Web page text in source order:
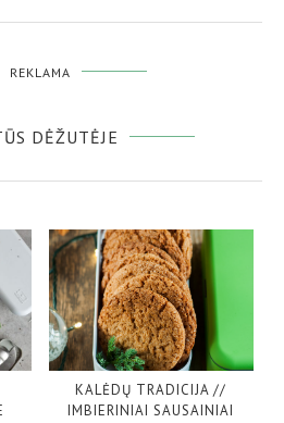
REKLAMA
DĖŽUTĖJE
KALĖDŲ TRADICIJA //
IMBIERINIAI SAUSAINIAI